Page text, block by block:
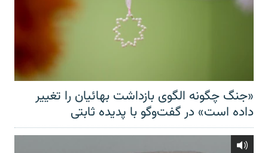
«جنگ چگونه الگوی بازداشت بهائیان را تغییر
داده است» در گفت‌وگو با پدیده ثابتی